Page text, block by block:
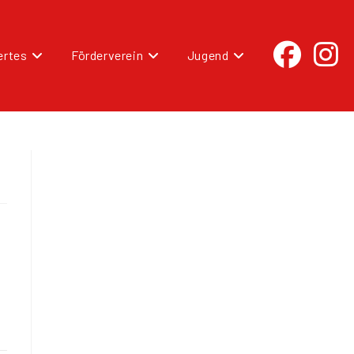
Förderverein Jugend